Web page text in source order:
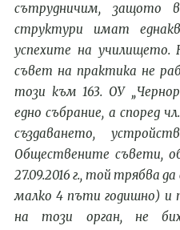
сътрудничим, защото
структури имат
успехите на училището.
съвет на практика не
този към 163. ОУ
едно събрание, а според
създаването,
Обществените съвети,
27.09.2016 г., той трябва да
малко 4 пъти годишно) и
на този орган, не